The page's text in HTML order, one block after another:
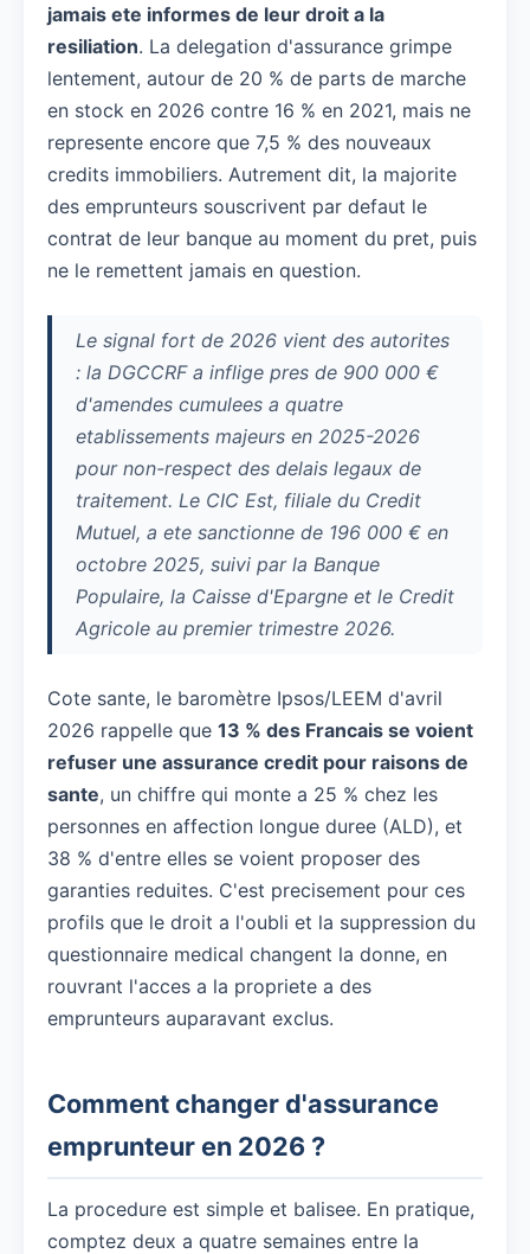
jamais ete informes de leur droit a la
resiliation. La delegation d'assurance grimpe
lentement, autour de 20 % de parts de marche
en stock en 2026 contre 16 % en 2021, mais ne
represente encore que 7,5 % des nouveaux
credits immobiliers. Autrement dit, la majorite
des emprunteurs souscrivent par defaut le
contrat de leur banque au moment du pret, puis
ne le remettent jamais en question.
Le signal fort de 2026 vient des autorites
: la DGCCRF a inflige pres de 900 000 €
d'amendes cumulees a quatre
etablissements majeurs en 2025-2026
pour non-respect des delais legaux de
traitement. Le CIC Est, filiale du Credit
Mutuel, a ete sanctionne de 196 000 € en
octobre 2025, suivi par la Banque
Populaire, la Caisse d'Epargne et le Credit
Agricole au premier trimestre 2026.
Cote sante, le baromètre Ipsos/LEEM d'avril
2026 rappelle que 13 % des Francais se voient
refuser une assurance credit pour raisons de
sante, un chiffre qui monte a 25 % chez les
personnes en affection longue duree (ALD), et
38 % d'entre elles se voient proposer des
garanties reduites. C'est precisement pour ces
profils que le droit a l'oubli et la suppression du
questionnaire medical changent la donne, en
rouvrant l'acces a la propriete a des
emprunteurs auparavant exclus.
Comment changer d'assurance
emprunteur en 2026 ?
La procedure est simple et balisee. En pratique,
comptez deux a quatre semaines entre la